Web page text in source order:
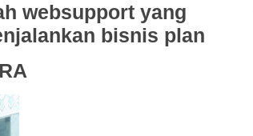
websupport yang
bisnis plan